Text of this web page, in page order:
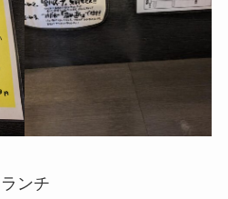
ンチ